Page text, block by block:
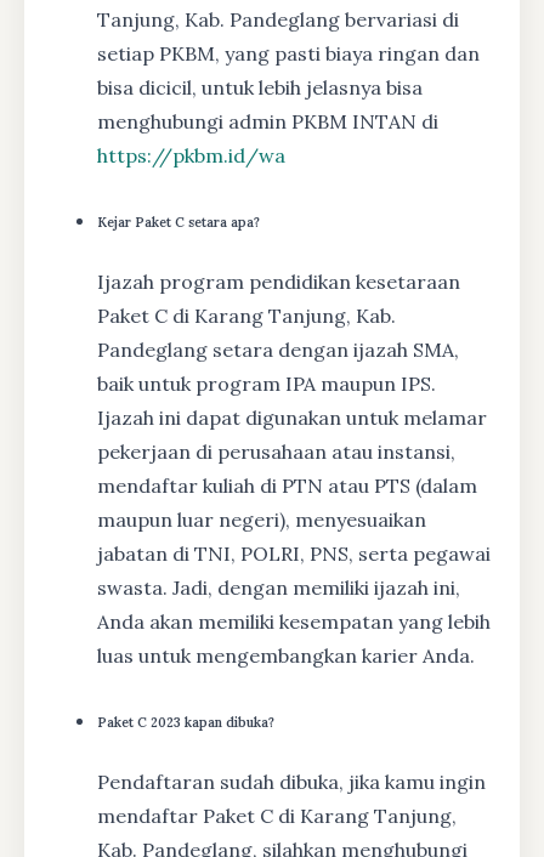
Tanjung, Kab. Pandeglang bervariasi di
setiap PKBM, yang pasti biaya ringan dan
bisa dicicil, untuk lebih jelasnya bisa
menghubungi admin PKBM INTAN di
https://pkbm.id/wa
Kejar Paket C setara apa?
Ijazah program pendidikan kesetaraan
Paket C di Karang Tanjung, Kab.
Pandeglang setara dengan ijazah SMA,
baik untuk program IPA maupun IPS.
Ijazah ini dapat digunakan untuk melamar
pekerjaan di perusahaan atau instansi,
mendaftar kuliah di PTN atau PTS (dalam
maupun luar negeri), menyesuaikan
jabatan di TNI, POLRI, PNS, serta pegawai
swasta. Jadi, dengan memiliki ijazah ini,
Anda akan memiliki kesempatan yang lebih
luas untuk mengembangkan karier Anda.
Paket C 2023 kapan dibuka?
Pendaftaran sudah dibuka, jika kamu ingin
mendaftar Paket C di Karang Tanjung,
Kab. Pandeglang, silahkan menghubungi